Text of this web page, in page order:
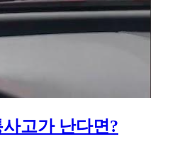
고가 난다면?